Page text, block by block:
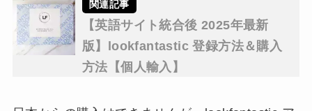
【英語サイト統合後 2025年最新
版】lookfantastic 登録方法＆購入
方法【個人輸入】